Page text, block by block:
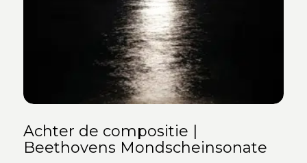
Achter de compositie |
Beethovens Mondscheinsonate